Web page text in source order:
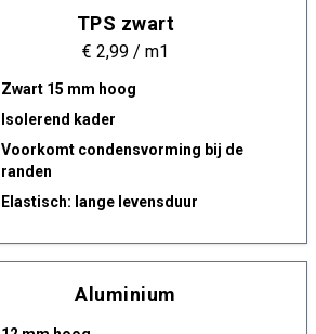
TPS zwart
€ 2,99 / m1
Zwart 15 mm hoog
Isolerend kader
Voorkomt condensvorming bij de
randen
Elastisch: lange levensduur
Aluminium